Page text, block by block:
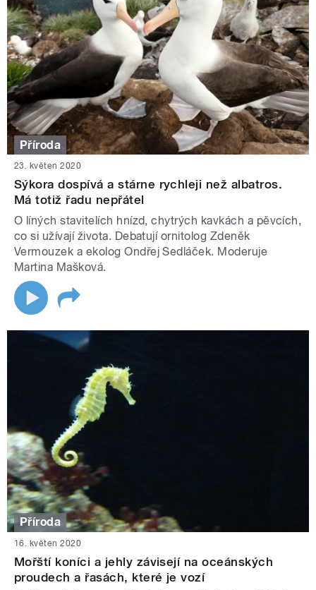
Příroda
23. květen 2020
Sýkora dospívá a stárne rychleji než albatros.
Má totiž řadu nepřátel
O líných stavitelích hnízd, chytrých kavkách a pěvcích,
co si užívají života. Debatují ornitolog Zdeněk
Vermouzek a ekolog Ondřej Sedláček. Moderuje
Martina Mašková.
Příroda
16. květen 2020
Mořští koníci a jehly závisejí na oceánských
proudech a řasách, které je vozí